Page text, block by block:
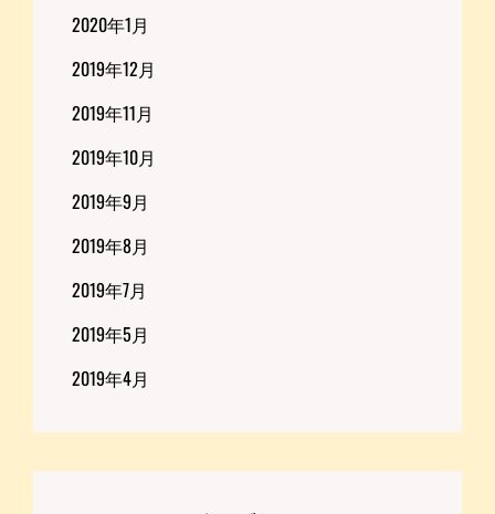
2020年1月
2019年12月
2019年11月
2019年10月
2019年9月
2019年8月
2019年7月
2019年5月
2019年4月